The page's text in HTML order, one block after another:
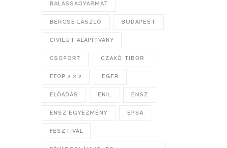
BALASSAGYARMAT
BERCSE LÁSZLÓ BUDAPEST
CIVILÚT ALAPÍTVÁNY
CSOPORT CZAKÓ TIBOR
EFOP 2.2.2 EGER
ELŐADÁS ENIL ENSZ
ENSZ EGYEZMÉNY EPSA
FESZTIVÁL